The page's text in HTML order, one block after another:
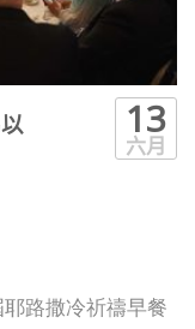
13
六月
路撒冷祈禱早餐